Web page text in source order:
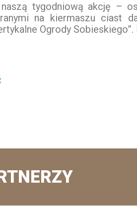
naszą tygodniową akcję –
na kiermaszu ciast
Ogrody